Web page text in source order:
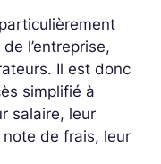
l’entreprise,
Il est donc
simplifié à
salaire, leur
de frais, leur